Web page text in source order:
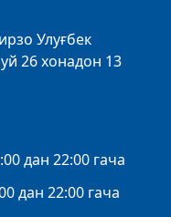
Улуғбек
26 хонадон 13
дан 22:00 гача
дан 22:00 гача